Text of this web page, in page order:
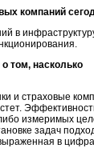
компаний
в
том, насколько
и страховые
измеримых
задач
в